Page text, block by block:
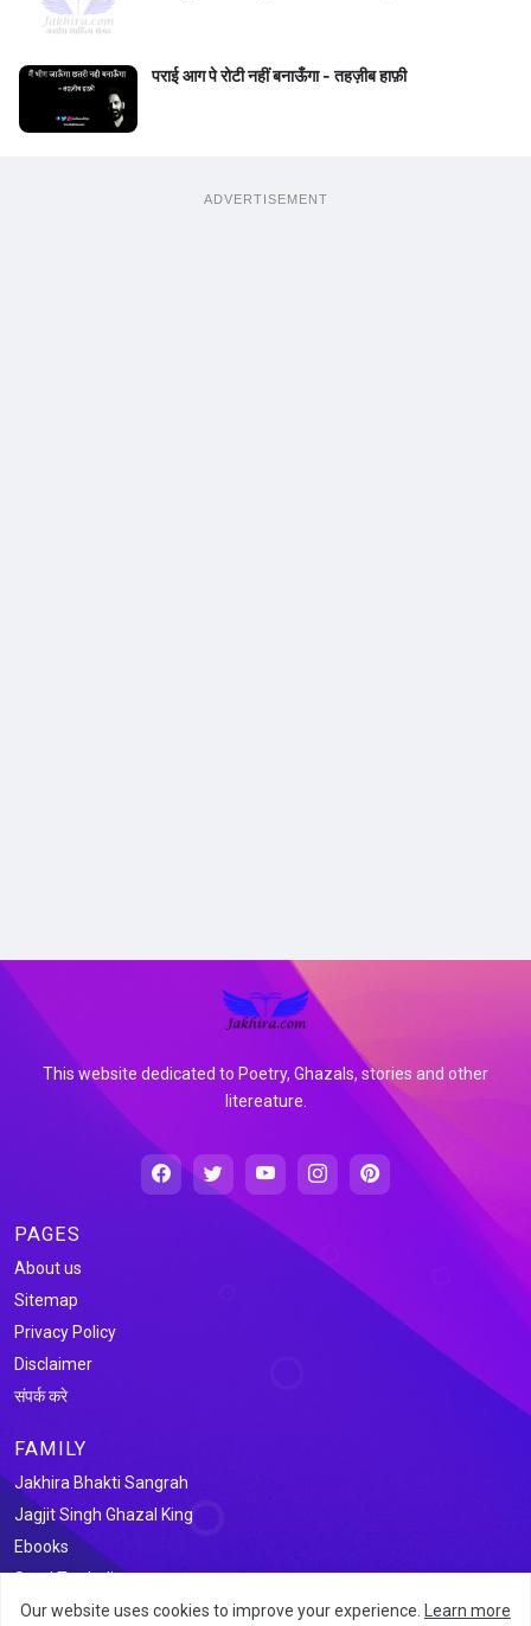
पराई आग पे रोटी नहीं बनाऊँगा - तहज़ीब हाफ़ी
ADVERTISEMENT
This website dedicated to Poetry, Ghazals, stories and other
litereature.
PAGES
About us
Sitemap
Privacy Policy
Disclaimer
संपर्क करे
FAMILY
Jakhira Bhakti Sangrah
Jagjit Singh Ghazal King
Ebooks
Saral Tax India
Our website uses cookies to improve your experience.
Learn more